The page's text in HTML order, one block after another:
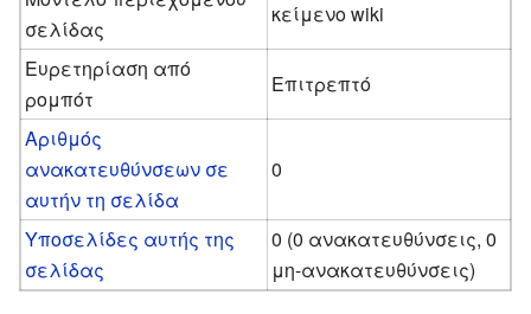
σελίδας
κείμενο wiki
Ευρετηρίαση από
ρομπότ
Επιτρεπτό
Αριθμός
ανακατευθύνσεων σε
αυτήν τη σελίδα
0
Υποσελίδες αυτής της
σελίδας
0 (0 ανακατευθύνσεις, 0
μη-ανακατευθύνσεις)